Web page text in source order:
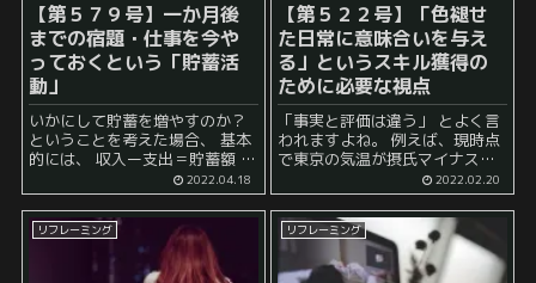
【第５７９号】一か月後
までの宿題・仕事を今や
っておくという「貯蓄活
動」
いかにして貯蓄を増やすのか？
ということを考えた場合、 基本
的には、 収入ー支出＝貯蓄額 と
いうことになると考えられま
す。 この貯金額を増やそうと思
った場合、 収入を増やすか、 あ
るいは 支...
2022.04.18
【第５２２号】「色褪せ
た日常に意味合いを与え
る」というスキル獲得の
ために必要な視点
「事実と評価は違う」 とよく言
われますよね。 例えば、現時点
で東京の気温が摂氏マイナス
一℃だったとします。 気温が摂
氏マイナス一℃であるというの
は事実ですよね。 これに評価を
加えるとしたら、多くの東京在
2022.02.20
リフレーミング リフレーミング